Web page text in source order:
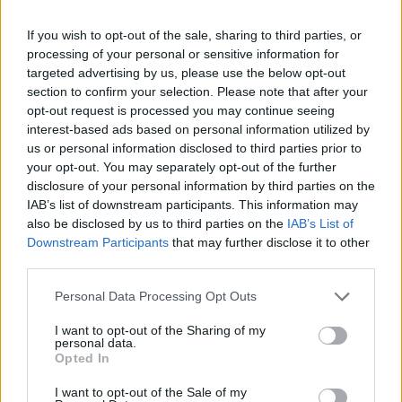
If you wish to opt-out of the sale, sharing to third parties, or
processing of your personal or sensitive information for
targeted advertising by us, please use the below opt-out
section to confirm your selection. Please note that after your
opt-out request is processed you may continue seeing
interest-based ads based on personal information utilized by
us or personal information disclosed to third parties prior to
your opt-out. You may separately opt-out of the further
disclosure of your personal information by third parties on the
IAB’s list of downstream participants. This information may
also be disclosed by us to third parties on the IAB’s List of
Downstream Participants that may further disclose it to other
Please note that this website/app uses one or more Google
not limited to your visit or usage behaviour. You may click to
grant or deny consent to Google and its third-party tags to
use your data for below specified purposes in below Google
consent section.
Personal Data Processing Opt Outs
I want to opt-out of the Sharing of my
personal data.
Opted In
I want to opt-out of the Sale of my
2017. május 26. péntek, 06:00
Mai műsor (05. 26) Hajrá Norbik!
Annak ellenére, hogy F1-es hétvégén vagyunk, pénteken nem
megtalálhatja a szórakozását a motorsportrajongó!